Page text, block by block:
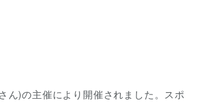
ん)の主催により開催されました。スポ